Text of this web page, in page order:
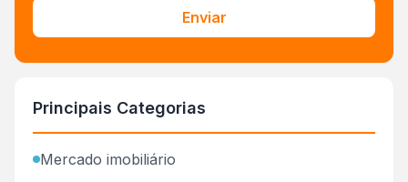
Enviar
Principais Categorias
Mercado imobiliário